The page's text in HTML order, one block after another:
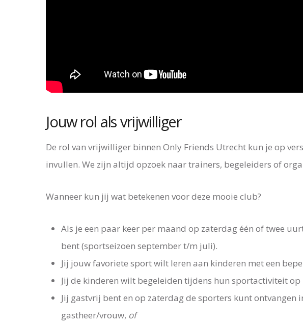
Jouw rol als vrijwilliger
De rol van vrijwilliger binnen Only Friends Utrecht kun je op
invullen. We zijn altijd opzoek naar trainers, begeleiders of
Wanneer kun jij wat betekenen voor deze mooie club?
Als je een paar keer per maand op zaterdag één of twee
bent (sportseizoen september t/m juli).
Jij jouw favoriete sport wilt leren aan kinderen met een
Jij de kinderen wilt begeleiden tijdens hun sportactiviteit
Jij gastvrij bent en op zaterdag de sporters kunt ontvangen
gastheer/vrouw, of